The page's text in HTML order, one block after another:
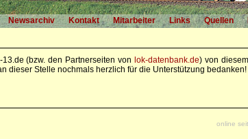
Newsarchiv Kontakt Mitarbeiter Links Quellen
(bzw. den Partnerseiten von lok-datenbank.de) von
dieser Stelle nochmals herzlich für die Unterstützung bedanken!
online